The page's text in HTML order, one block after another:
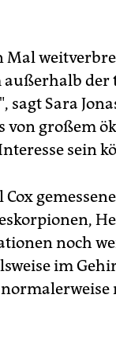
Mal
außerhalb der
sagt Sara
von großem
sein
noch
im